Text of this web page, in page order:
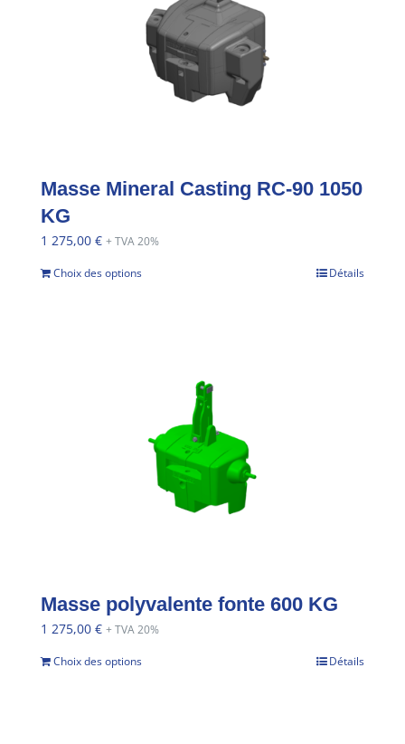
Masse Mineral Casting RC-90 1050
KG
1 275,00 € + TVA 20%
Choix des options Détails
Masse polyvalente fonte 600 KG
1 275,00 € + TVA 20%
Choix des options Détails